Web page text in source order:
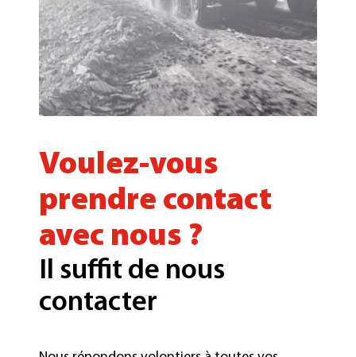
Voulez-vous
prendre contact
avec nous ?
Il suffit de nous
contacter